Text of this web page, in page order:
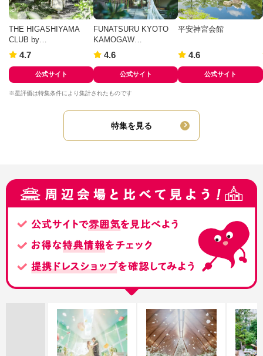
THE HIGASHIYAMA
CLUB by…
4.7
公式サイト
FUNATSURU KYOTO
KAMOGAW…
4.6
公式サイト
平安神宮会館
4.6
公式サイト
※星評価は特集条件により集計されたものです
特集を見る